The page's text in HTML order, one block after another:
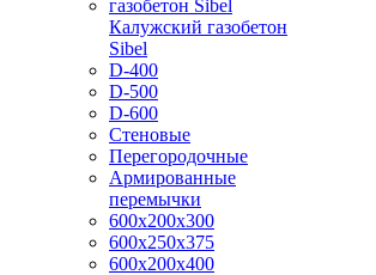
Калужский газобетон
Sibel
D-400
D-500
D-600
Стеновые
Перегородочные
Армированные
перемычки
600х200х300
600х250х375
600х200х400